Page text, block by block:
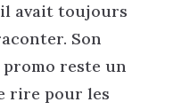
avait toujours
Son
promo reste un
rire pour les